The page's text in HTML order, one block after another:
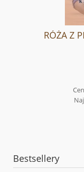
RÓŻA Z
Bestsellery